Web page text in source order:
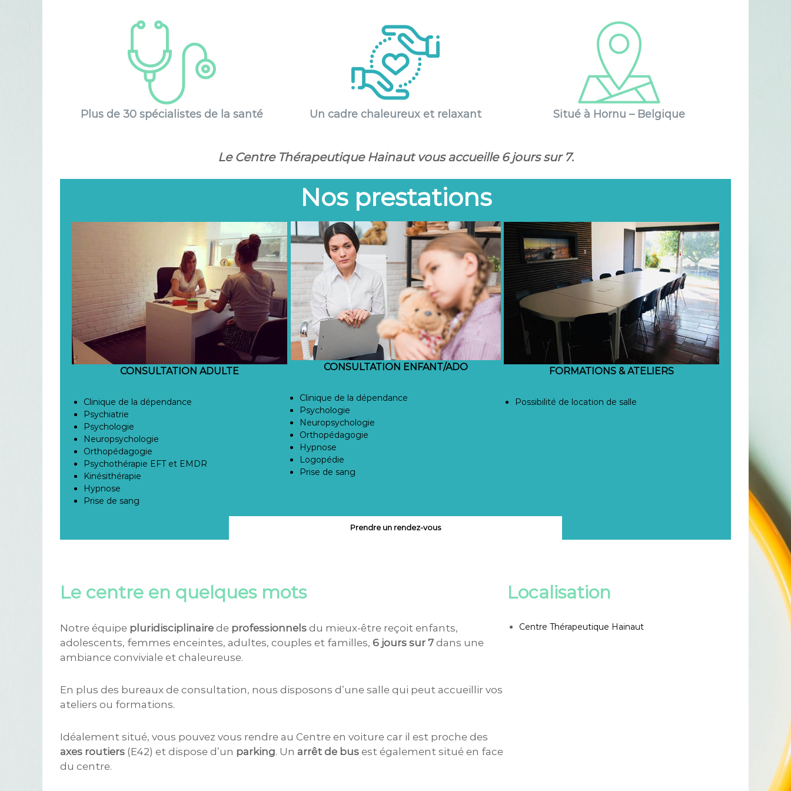
H
n
a
Plus de 30 spécialistes de la santé Un cadre chaleureux et relaxant Situé à Hornu – Belgique
Le Centre Thérapeutique Hainaut vous accueille 6 jours sur 7.
Nos prestations
CONSULTATION ADULTE
Clinique de la dépendance
Psychiatrie
Psychologie
Neuropsychologie
Orthopédagogie
Psychothérapie EFT et EMDR
Kinésithérapie
Hypnose
Prise de sang
CONSULTATION ENFANT/ADO
Clinique de la dépendance
Psychologie
Neuropsychologie
Orthopédagogie
Hypnose
Logopédie
Prise de sang
FORMATIONS & ATELIERS
Possibilité de location de salle
Prendre un rendez-vous
Le centre en quelques mots
Notre équipe pluridisciplinaire de professionnels du mieux-être reçoit enfants,
adolescents, femmes enceintes, adultes, couples et familles, 6 jours sur 7 dans une
ambiance conviviale et chaleureuse.
En plus des bureaux de consultation, nous disposons d’une salle qui peut accueillir vos
ateliers ou formations.
Idéalement situé, vous pouvez vous rendre au Centre en voiture car il est proche des
axes routiers (E42) et dispose d’un parking. Un arrêt de bus est également situé en face
du centre.
Localisation
Centre Thérapeutique Hainaut